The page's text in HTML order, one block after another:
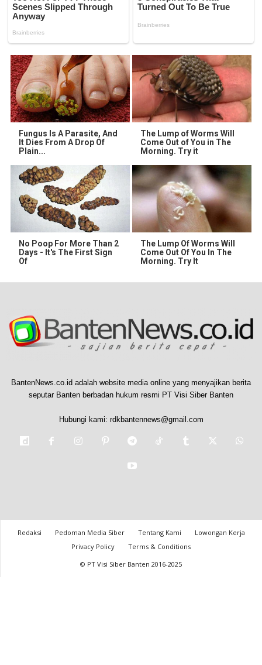
Fungus Is A Parasite, And
It Dies From A Drop Of
Plain...
The Lump of Worms Will
Come Out of You in The
Morning. Try it
No Poop For More Than 2
Days - It's The First Sign
Of
The Lump Of Worms Will
Come Out Of You In The
Morning. Try It
BantenNews.co.id adalah website media online yang menyajikan berita
seputar Banten berbadan hukum resmi PT Visi Siber Banten
Hubungi kami: rdkbantennews@gmail.com
Redaksi Pedoman Media Siber Tentang Kami
Lowongan Kerja
Privacy Policy
Terms & Conditions
© PT Visi Siber Banten 2016-2025